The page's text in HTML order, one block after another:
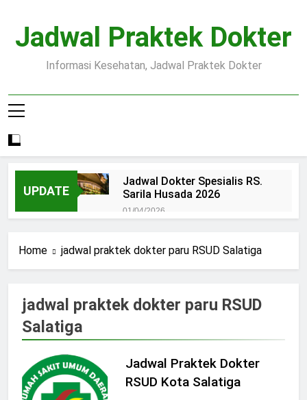
content
Jadwal Praktek Dokter
Informasi Kesehatan, Jadwal Praktek Dokter
UPDATE
Jadwal Dokter Spesialis RS.
Sarila Husada 2026
01/04/2026
15/07/2025
Pendaftaran Pasien BPJS
15/07/2025
Jadwal Dokter RS PKU Solo:
Jadwal Praktek Dokter RS
Maguan Husada Wonogiri
Home jadwal praktek dokter paru RSUD Salatiga
jadwal praktek dokter paru RSUD
Salatiga
Jadwal Praktek Dokter
RSUD Kota Salatiga